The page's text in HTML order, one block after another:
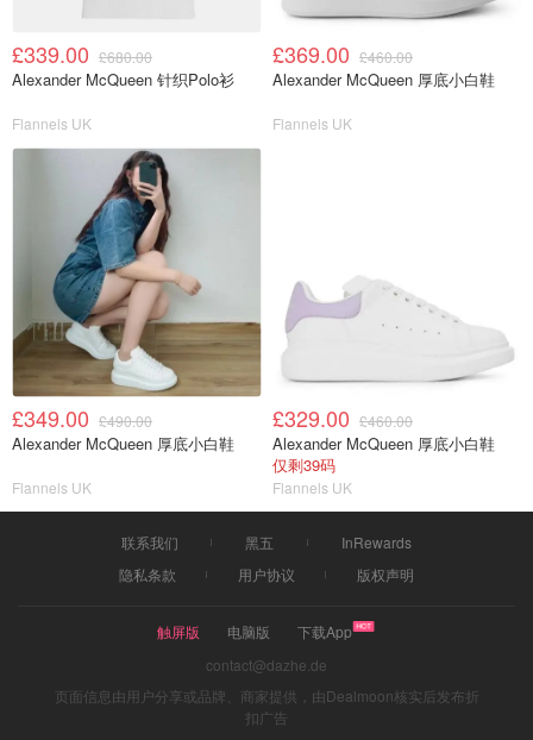
£339.00 £680.00
Alexander McQueen 针织Polo衫
Flannels UK
£369.00 £460.00
Alexander McQueen 厚底小白鞋
Flannels UK
£349.00 £490.00
Alexander McQueen 厚底小白鞋
Flannels UK
£329.00 £460.00
Alexander McQueen 厚底小白鞋
仅剩39码
Flannels UK
联系我们 黑五
InRewards
隐私条款
用户协议 版权声明
触屏版 电脑版
下载App
contact@dazhe.de
页面信息由用户分享或品牌、商家提供，由Dealmoon核实后发布折
扣广告